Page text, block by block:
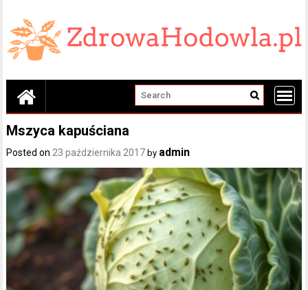
content
Mszyca kapuściana
Posted on23 października 2017 by admin